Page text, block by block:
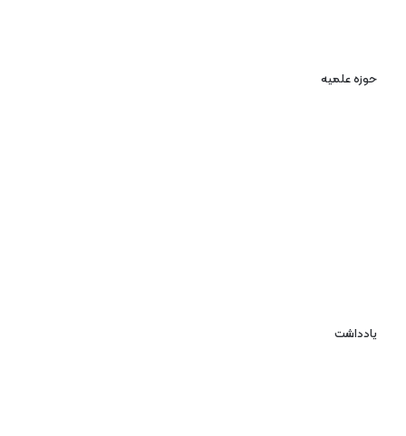
حوزه علمیه
یادداشت